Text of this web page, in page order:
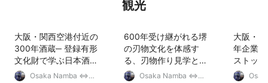
観光
大阪・関西空港付近の
300年酒蔵─ 登録有形
文化財で学ぶ日本酒試
飲体験ツアー
Osaka Namba ⇔
600年受け継がれる堺
の刃物文化を体感す
る、刃物作り見学と鍛
冶体験Osaka Namba ⇔
大阪・
年企業
ストッ
で知る